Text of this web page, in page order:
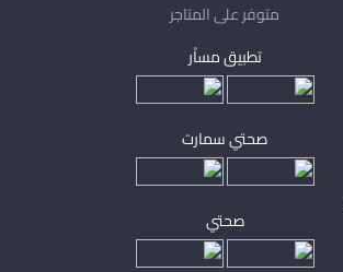
متوفر على المتاجر
تطبيق مساْر
صحتي سمارت
صحتي